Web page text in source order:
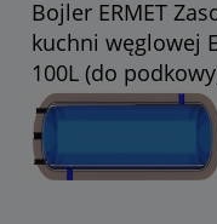
Bojler ERMET
kuchni węglowej
100L (do